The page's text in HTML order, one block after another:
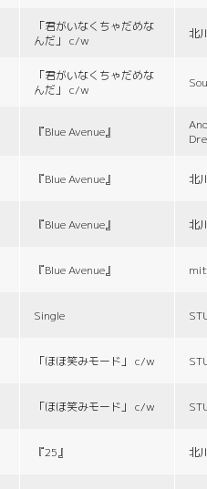
「君がいなくちゃだめな
んだ」 c/w
北
「君がいなくちゃだめな
んだ」 c/w
『Blue Avenue』
『Blue Avenue』 北
『Blue Avenue』 北
『Blue Avenue』
Single
「ほほ笑みモード」 c/w
「ほほ笑みモード」 c/w
『25』 北